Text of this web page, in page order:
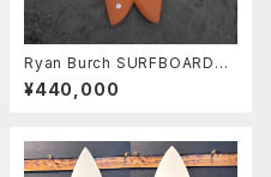
Ryan Burch SURFBOARDS
SQUIT FISH 5’7” ライアンバ
ーチ スクイットフィッシュ カリフ
¥440,000